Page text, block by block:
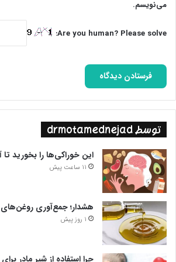
فیلم‌هایی هم در این باره ببینید:
می‌نویسم.
Are you human? Please solve:
توسط drmotamednejad
این خوراکی‌ها را بخورید تا
11 ساعت پیش
هشدار؛ جمع‌آوری روغن‌های
1 روز پیش
چرا استفاده از شیر مادر